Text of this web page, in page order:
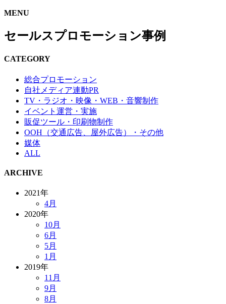
MENU
セールスプロモーション事例
CATEGORY
総合プロモーション
自社メディア連動PR
TV・ラジオ・映像・WEB・音響制作
イベント運営・実施
販促ツール・印刷物制作
OOH（交通広告、屋外広告）・その他
媒体
ALL
ARCHIVE
2021年
4月
2020年
10月
6月
5月
1月
2019年
11月
9月
8月